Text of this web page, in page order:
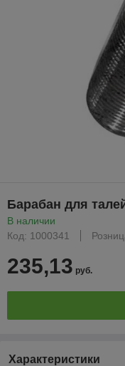
Барабан для
В наличии
Код: 1000341
235,13 руб.
Характеристики